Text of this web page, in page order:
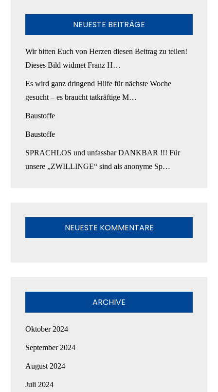
NEUESTE BEITRÄGE
Wir bitten Euch von Herzen diesen Beitrag zu teilen!
Dieses Bild widmet Franz H…
Es wird ganz dringend Hilfe für nächste Woche
gesucht – es braucht tatkräftige M…
Baustoffe
Baustoffe
SPRACHLOS und unfassbar DANKBAR !!! Für
unsere „ZWILLINGE“ sind als anonyme Sp…
NEUESTE KOMMENTARE
ARCHIVE
Oktober 2024
September 2024
August 2024
Juli 2024